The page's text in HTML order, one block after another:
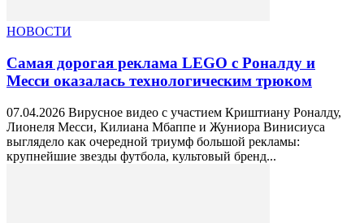
НОВОСТИ
Самая дорогая реклама LEGO с Роналду и
Месси оказалась технологическим трюком
07.04.2026 Вирусное видео с участием Криштиану Роналду,
Лионеля Месси, Килиана Мбаппе и Жуниора Винисиуса
выглядело как очередной триумф большой рекламы:
крупнейшие звезды футбола, культовый бренд...